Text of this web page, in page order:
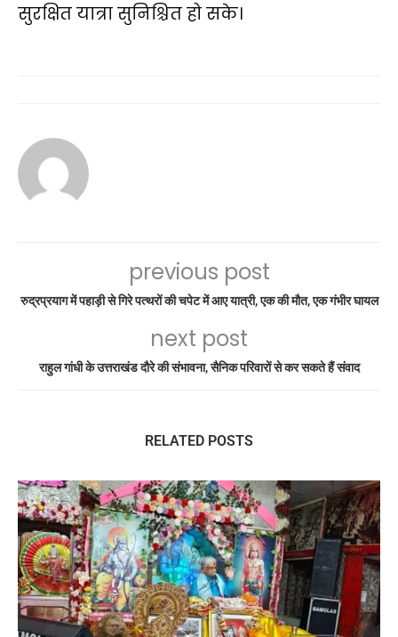
सुरक्षित यात्रा सुनिश्चित हो सके।
previous post
रुद्रप्रयाग में पहाड़ी से गिरे पत्थरों की चपेट में आए यात्री, एक की मौत, एक गंभीर घायल
next post
राहुल गांधी के उत्तराखंड दौरे की संभावना, सैनिक परिवारों से कर सकते हैं संवाद
RELATED POSTS